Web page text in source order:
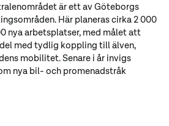
är ett av Göteborgs
Här planeras cirka 2 000
nya arbetsplatser, med målet att
med tydlig koppling till älven,
mobilitet. Senare i år invigs
nya bil- och promenadstråk